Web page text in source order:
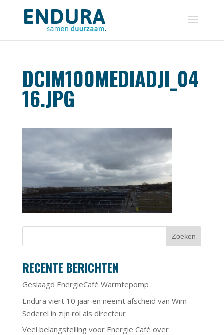
DCIM100MEDIADJI_04
16.JPG
RECENTE BERICHTEN
Geslaagd EnergieCafé Warmtepomp
Endura viert 10 jaar en neemt afscheid van Wim
Sederel in zijn rol als directeur
Veel belangstelling voor Energie Café over